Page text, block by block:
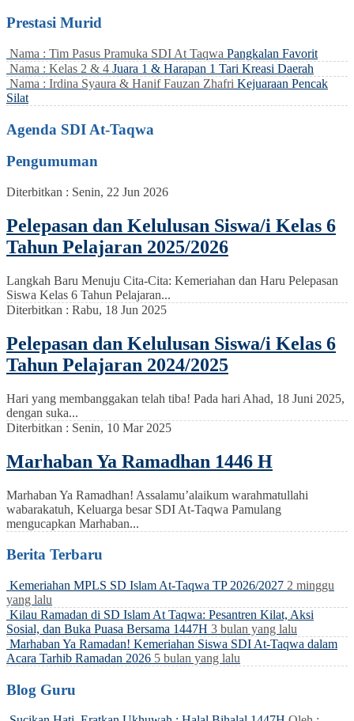
Prestasi Murid
Nama : Tim Pasus Pramuka SDI At Taqwa Pangkalan Favorit
Nama : Kelas 2 & 4 Juara 1 & Harapan 1 Tari Kreasi Daerah
Nama : Irdina Syaura & Hanif Fauzan Zhafri Kejuaraan Pencak
Silat
Agenda SDI At-Taqwa
Pengumuman
Diterbitkan : Senin, 22 Jun 2026
Pelepasan dan Kelulusan Siswa/i Kelas 6
Tahun Pelajaran 2025/2026
Langkah Baru Menuju Cita-Cita: Kemeriahan dan Haru Pelepasan
Siswa Kelas 6 Tahun Pelajaran...
Diterbitkan : Rabu, 18 Jun 2025
Pelepasan dan Kelulusan Siswa/i Kelas 6
Tahun Pelajaran 2024/2025
Hari yang membanggakan telah tiba! Pada hari Ahad, 18 Juni 2025,
dengan suka...
Diterbitkan : Senin, 10 Mar 2025
Marhaban Ya Ramadhan 1446 H
Marhaban Ya Ramadhan! Assalamu’alaikum warahmatullahi
wabarakatuh, Keluarga besar SDI At-Taqwa Pamulang
mengucapkan Marhaban...
Berita Terbaru
Kemeriahan MPLS SD Islam At-Taqwa TP 2026/2027 2 minggu
yang lalu
Kilau Ramadan di SD Islam At Taqwa: Pesantren Kilat, Aksi
Sosial, dan Buka Puasa Bersama 1447H 3 bulan yang lalu
Marhaban Ya Ramadan! Kemeriahan Siswa SDI At-Taqwa dalam
Acara Tarhib Ramadan 2026 5 bulan yang lalu
Blog Guru